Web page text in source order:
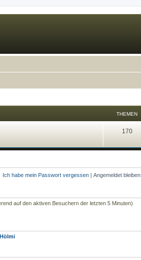
THEMEN
170
Ich habe mein Passwort vergessen | Angemeldet bleiben
auf den aktiven Besuchern der letzten 5 Minuten)
Hölmi